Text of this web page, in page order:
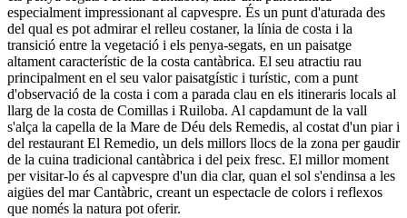
especialment impressionant al capvespre. És un punt d'aturada des
del qual es pot admirar el relleu costaner, la línia de costa i la
transició entre la vegetació i els penya-segats, en un paisatge
altament característic de la costa cantàbrica. El seu atractiu rau
principalment en el seu valor paisatgístic i turístic, com a punt
d'observació de la costa i com a parada clau en els itineraris locals al
llarg de la costa de Comillas i Ruiloba. Al capdamunt de la vall
s'alça la capella de la Mare de Déu dels Remedis, al costat d'un piar i
del restaurant El Remedio, un dels millors llocs de la zona per gaudir
de la cuina tradicional cantàbrica i del peix fresc. El millor moment
per visitar-lo és al capvespre d'un dia clar, quan el sol s'endinsa a les
aigües del mar Cantàbric, creant un espectacle de colors i reflexos
que només la natura pot oferir.